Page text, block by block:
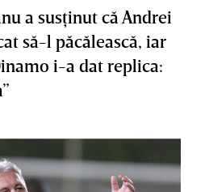
a susţinut că Andrei
să-l păcălească, iar
i-a dat replica: